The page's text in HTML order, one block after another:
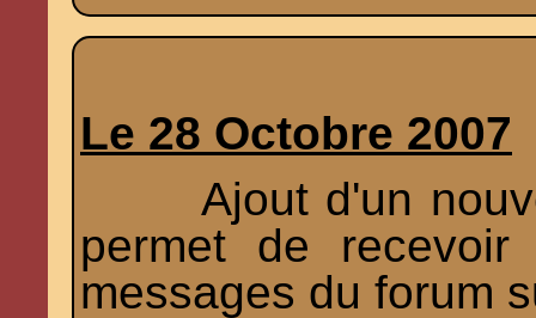
Le 28 Octobre 2007
Ajout d'un
permet de
messages du forum